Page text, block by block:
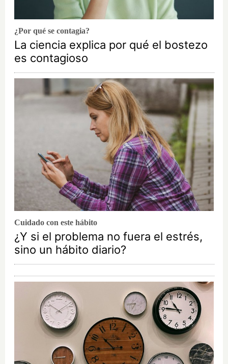
¿Por qué se contagia?
La ciencia explica por qué el bostezo
es contagioso
Cuidado con este hábito
¿Y si el problema no fuera el estrés,
sino un hábito diario?